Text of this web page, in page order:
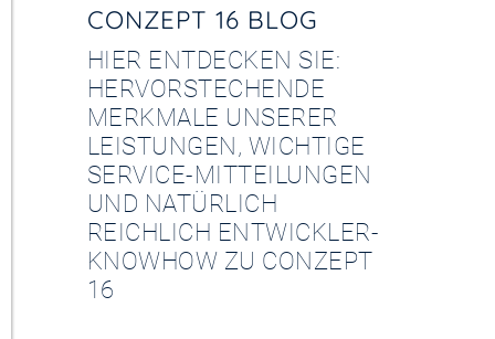
CONZEPT 16 BLOG
HIER ENTDECKEN SIE:
HERVORSTECHENDE
MERKMALE UNSERER
LEISTUNGEN, WICHTIGE
SERVICE-MITTEILUNGEN
UND NATÜRLICH
REICHLICH ENTWICKLER-
KNOWHOW ZU CONZEPT
16